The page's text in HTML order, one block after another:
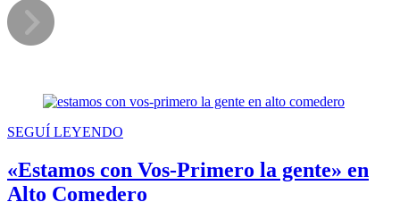
SEGUÍ LEYENDO
«Estamos con Vos-Primero la gente» en
Alto Comedero